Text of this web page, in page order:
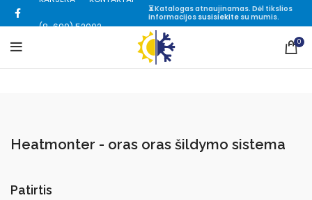
(8-699) 52002
⏳ Katalogas atnaujinamas. Dėl tikslios
informacijos susisiekitesu mumis.
0
Heatmonter - oras oras šildymo sistema
Patirtis